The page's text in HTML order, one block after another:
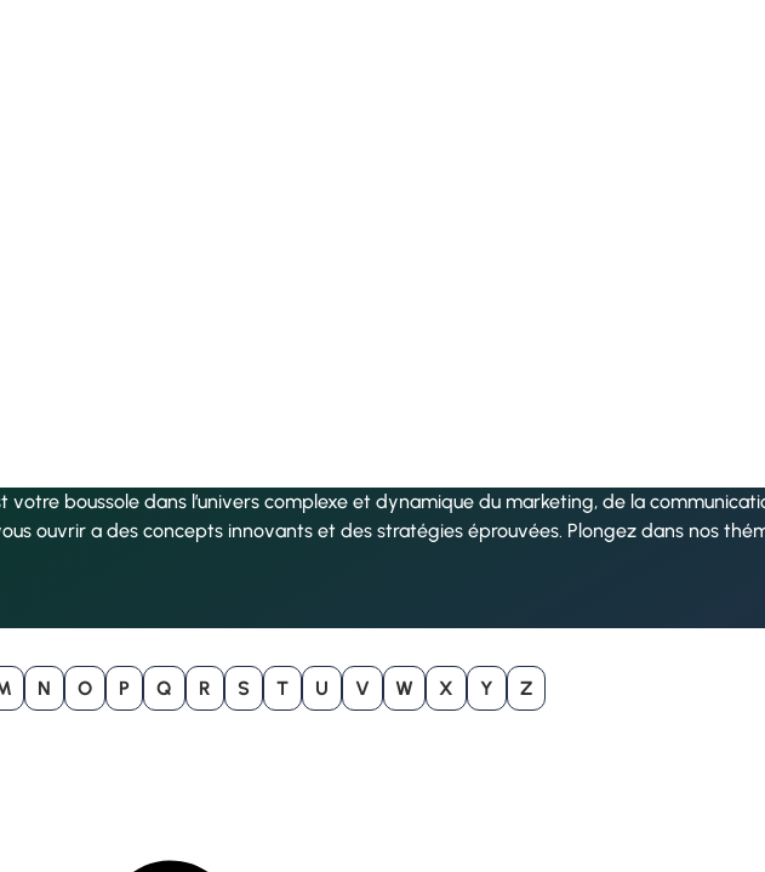
votre boussole dans l’univers complexe et dynamique du marketing, de la
ouvrir a des concepts innovants et des stratégies éprouvées. Plongez dans nos
N O P Q R S T U V W X Y
Z